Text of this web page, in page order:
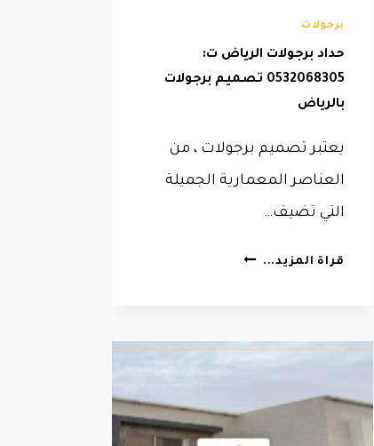
برجولات
حداد برجولات الرياض ت:
0532068305 تصميم برجولات
بالرياض
يعتبر تصميم برجولات ، من
العناصر المعمارية الجميلة
التي تضيف…
قراة المزيد... حداد
برجولات
بالرياض